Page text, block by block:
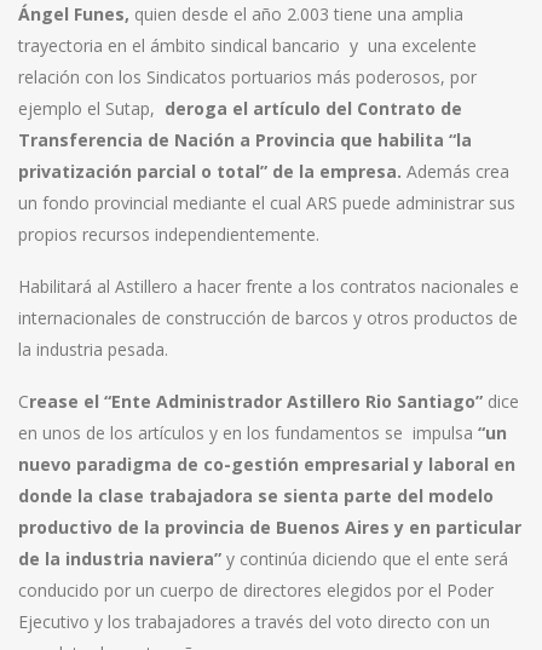
Ángel Funes, quien desde el año 2.003 tiene una amplia
trayectoria en el ámbito sindical bancario y una excelente
relación con los Sindicatos portuarios más poderosos, por
ejemplo el Sutap, deroga el artículo del Contrato de
Transferencia de Nación a Provincia que habilita “la
privatización parcial o total” de la empresa. Además crea
un fondo provincial mediante el cual ARS puede administrar sus
propios recursos independientemente.
Habilitará al Astillero a hacer frente a los contratos nacionales e
internacionales de construcción de barcos y otros productos de
la industria pesada.
Crease el “Ente Administrador Astillero Rio Santiago” dice
en unos de los artículos y en los fundamentos se impulsa “un
nuevo paradigma de co-gestión empresarial y laboral en
donde la clase trabajadora se sienta parte del modelo
productivo de la provincia de Buenos Aires y en particular
de la industria naviera” y continúa diciendo que el ente será
conducido por un cuerpo de directores elegidos por el Poder
Ejecutivo y los trabajadores a través del voto directo con un